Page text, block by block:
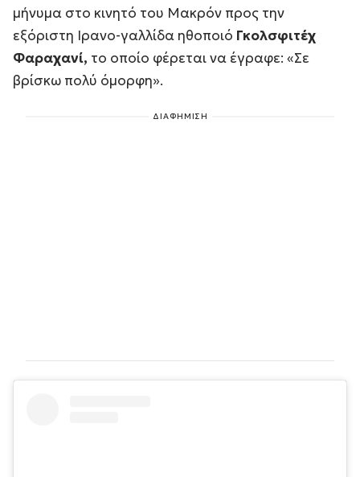
μήνυμα στο κινητό του Μακρόν προς την
εξόριστη Ιρανο-γαλλίδα ηθοποιό Γκολσφιτέχ
Φαραχανί, το οποίο φέρεται να έγραφε: «Σε
βρίσκω πολύ όμορφη».
ΔΙΑΦΗΜΙΣΗ